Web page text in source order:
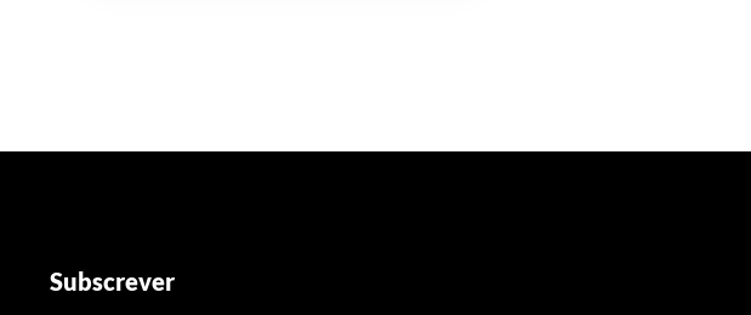
Subscrever